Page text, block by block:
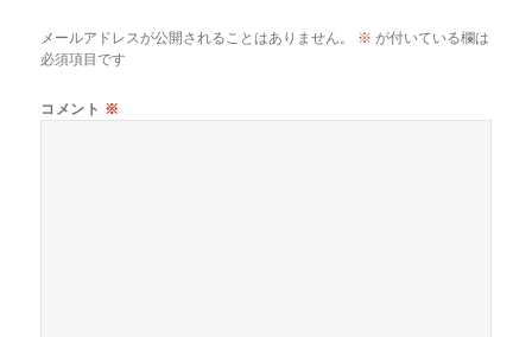
メールアドレスが公開されることはありません。 ※ が付いている欄は
必須項目です
コメント ※